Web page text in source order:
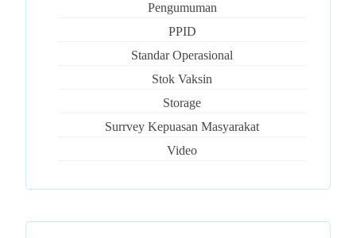
Pengumuman
PPID
Standar Operasional
Stok Vaksin
Storage
Surrvey Kepuasan Masyarakat
Video